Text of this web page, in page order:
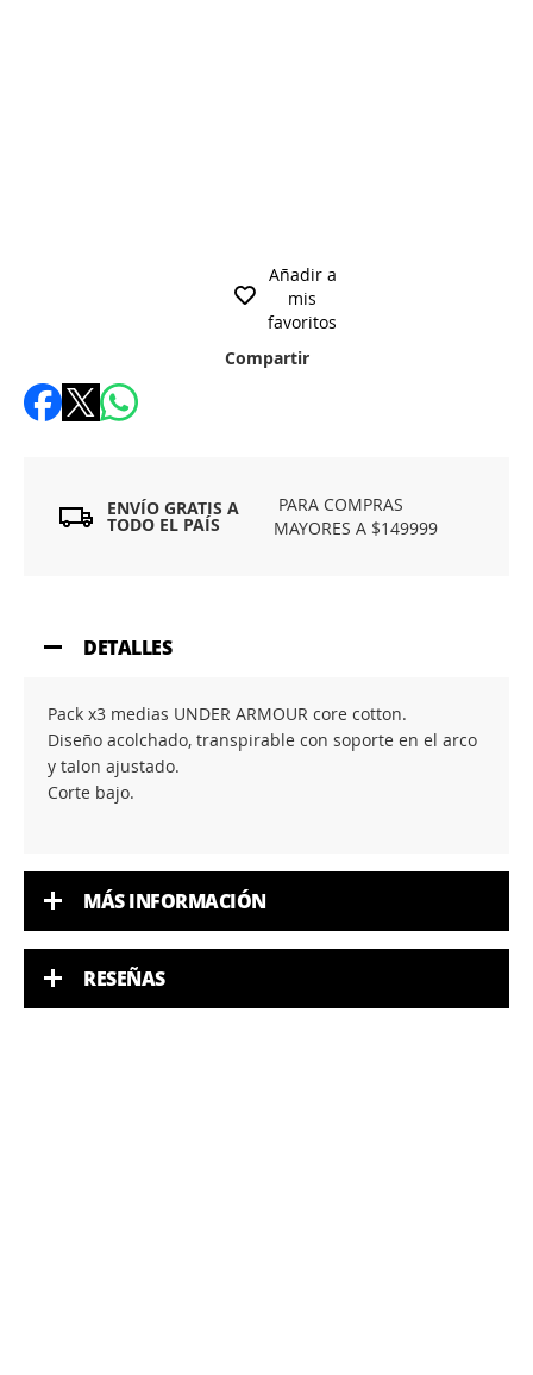
Añadir a
mis
favoritos
Compartir
ENVÍO GRATIS A
TODO EL PAÍS
PARA COMPRAS
MAYORES A $149999
DETALLES
Pack x3 medias UNDER ARMOUR core cotton.
Diseño acolchado, transpirable con soporte en el arco
y talon ajustado.
Corte bajo.
MÁS INFORMACIÓN
RESEÑAS